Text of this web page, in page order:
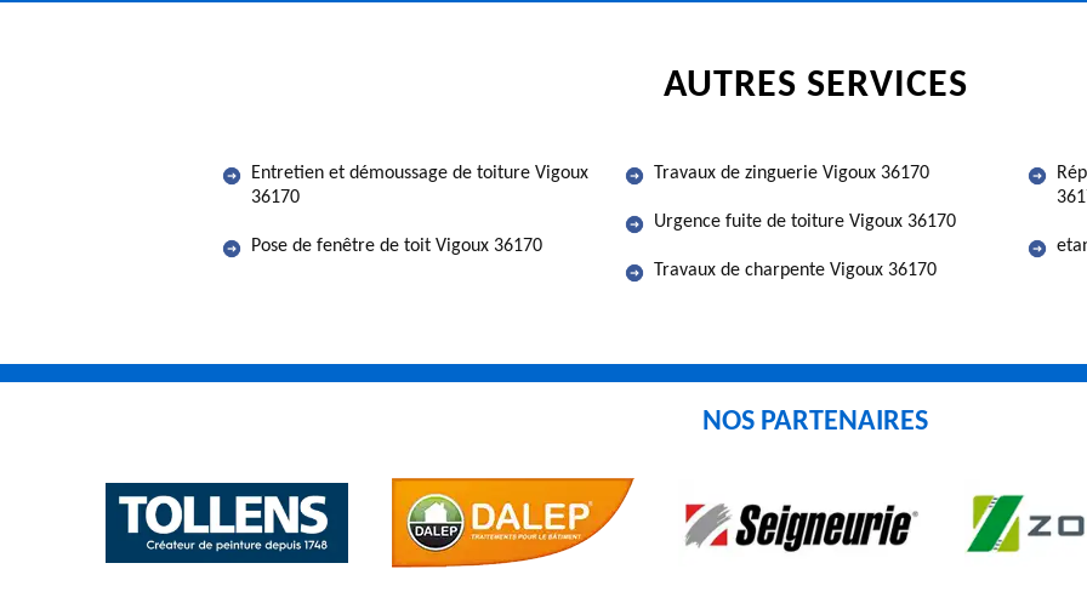
AUTRES SERVICES
Entretien et démoussage de toiture Vigoux
36170
Pose de fenêtre de toit Vigoux 36170
Travaux de zinguerie Vigoux 36170
Urgence fuite de toiture Vigoux 36170
Travaux de charpente Vigoux 36170
NOS PARTENAIRES